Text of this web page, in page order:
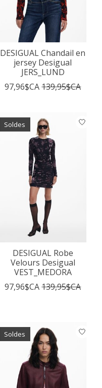
DESIGUAL Chandail en
jersey Desigual
JERS_LUND
97,96$CA 139,95$CA
Soldes
DESIGUAL Robe
Velours Desigual
VEST_MEDORA
97,96$CA 139,95$CA
Soldes